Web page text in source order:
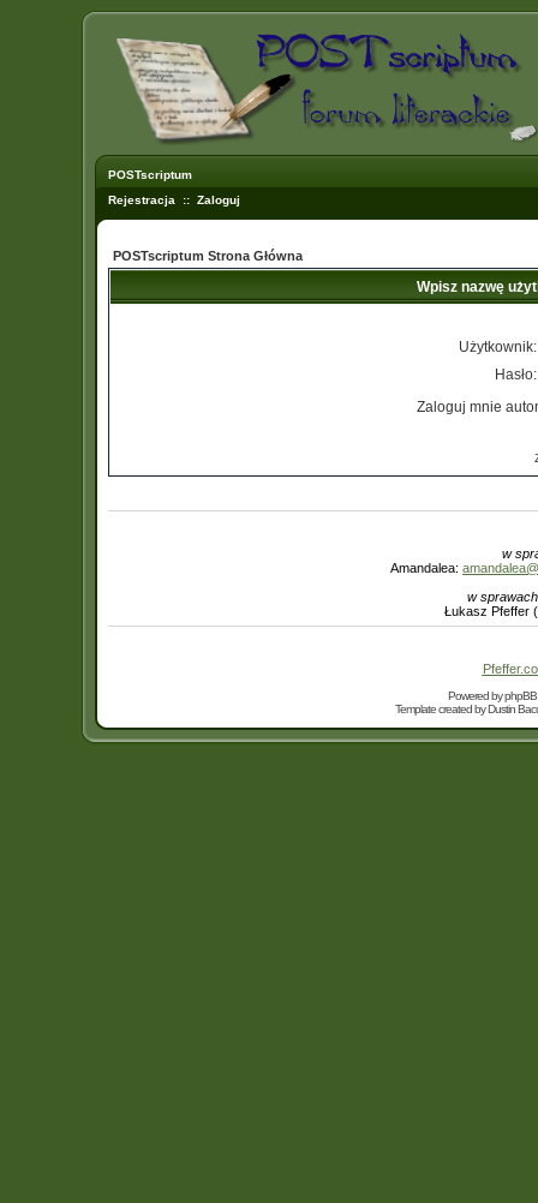
POSTscriptum
Rejestracja :: Zaloguj
POSTscriptum Strona Główna
Wpisz nazwę
Użytkownik:
Hasło:
Zaloguj mnie
w
Amandalea:
w
Łukasz Pfeffer
Powered byphpBB
Template created byDustin